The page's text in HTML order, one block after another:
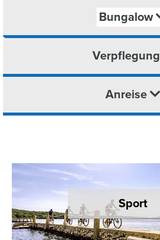
Bungalow
Verpflegung
Anreise
Sport